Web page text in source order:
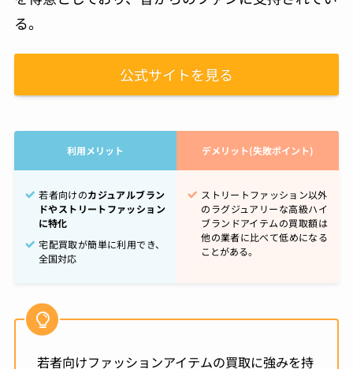
る。
公式サイトを見る
利用メリット デメリット(失敗ポイント)
若者向けのカジュアルブラン
ドやストリートファッション
に特化
宅配買取が簡単に利用でき、
全国対応
ストリートファッション以外
のラグジュアリーな高級ハイ
ブランドアイテムの買取額は
他の業者に比べて低めになる
ことがある。
若者向けファッションアイテムの買取に強みを持